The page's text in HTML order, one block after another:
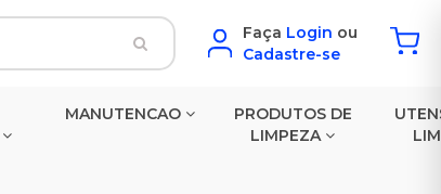
Faça Login ou
Cadastre-se
MANUTENCAO
PRODUTOS DE
LIMPEZA